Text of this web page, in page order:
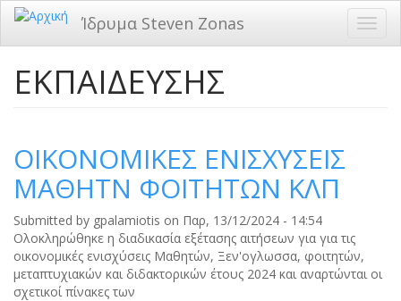
Παράκαμψη
προς
το
περιεχόμενο
Ίδρυμα Steven Zonas
ΕΚΠΑΙΔΕΥΣΗΣ
ΟΙΚΟΝΟΜΙΚΕΣ ΕΝΙΣΧΥΣΕΙΣ
ΜΑΘΗΤΝ ΦΟΙΤΗΤΩΝ ΚΛΠ
Submitted by gpalamiotis on Παρ, 13/12/2024 - 14:54
Ολοκληρώθηκε η διαδικασία εξέτασης αιτήσεων για για τις
οικονομικές ενισχύσεις Μαθητών, Ξεν'ογλωσσα, φοιτητών,
μεταπτυχιακών και διδακτορικών έτους 2024 και αναρτώνται οι
σχετικοί πίνακες των